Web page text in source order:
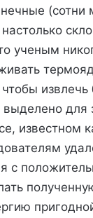
(сотни
ученым
для
известном
с